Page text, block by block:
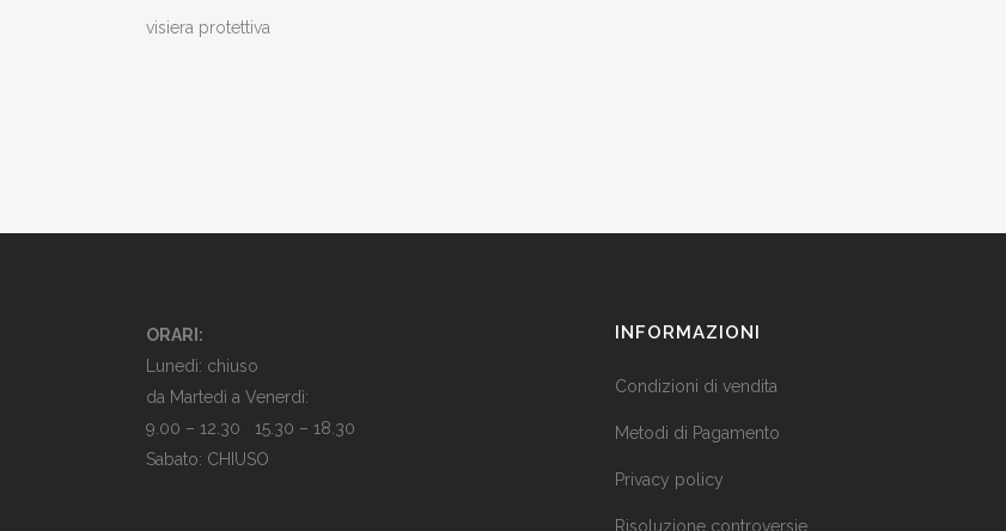
visiera protettiva
ORARI:
Lunedì: chiuso
da Martedì a Venerdì:
9.00 – 12.30 15.30 – 18.30
Sabato: CHIUSO
INFORMAZIONI
Condizioni di vendita
Metodi di Pagamento
Privacy policy
Risoluzione controversie